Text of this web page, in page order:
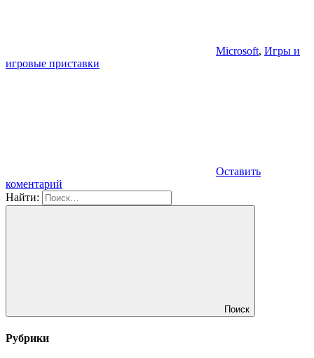
Microsoft, Игры и
игровые приставки
Оставить
коментарий
Найти:
Поиск
Рубрики